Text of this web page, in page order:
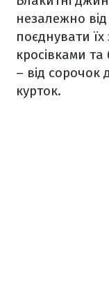
незалежно
поєднувати
кросівками
– від сорочок
курток.